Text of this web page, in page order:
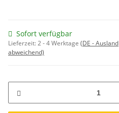
Sofort verfügbar
Lieferzeit:2 - 4 Werktage (DE - Ausland
abweichend)